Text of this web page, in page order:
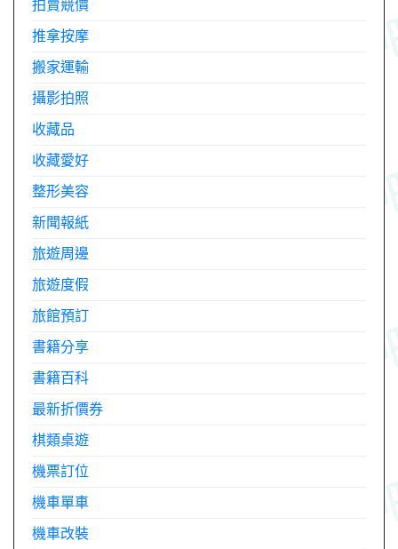
拍賣競價
推拿按摩
搬家運輸
攝影拍照
收藏品
收藏愛好
整形美容
新聞報紙
旅遊周邊
旅遊度假
旅館預訂
書籍分享
書籍百科
最新折價券
棋類桌遊
機票訂位
機車單車
機車改裝